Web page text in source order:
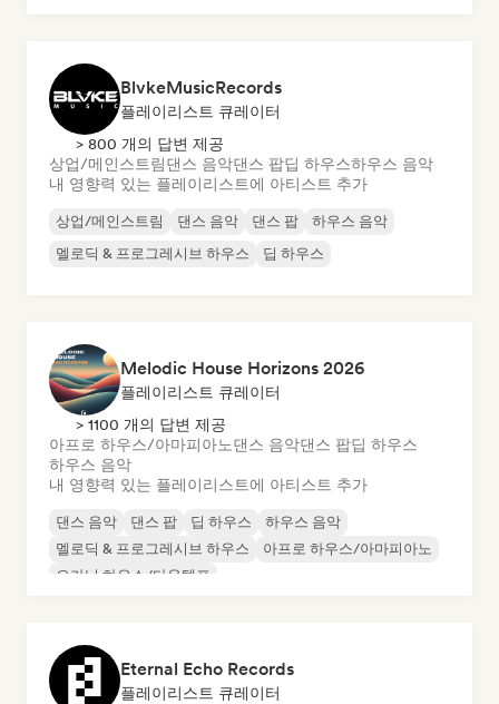
BlvkeMusicRecords
플레이리스트 큐레이터
> 800 개의 답변 제공
상업/메인스트림댄스 음악댄스 팝딥 하우스하우스 음악
내 영향력 있는 플레이리스트에 아티스트 추가
상업/메인스트림 댄스 음악 댄스 팝
하우스 음악
멜로딕 & 프로그레시브 하우스
딥 하우스
Melodic House Horizons 2026
플레이리스트 큐레이터
> 1100 개의 답변 제공
아프로 하우스/아마피아노댄스 음악댄스 팝딥 하우스
하우스 음악
내 영향력 있는 플레이리스트에 아티스트 추가
댄스 음악 댄스 팝 딥 하우스
하우스 음악
멜로딕 & 프로그레시브 하우스
아프로 하우스/아마피아노
오가닉 하우스/다운템포
Eternal Echo Records
플레이리스트 큐레이터